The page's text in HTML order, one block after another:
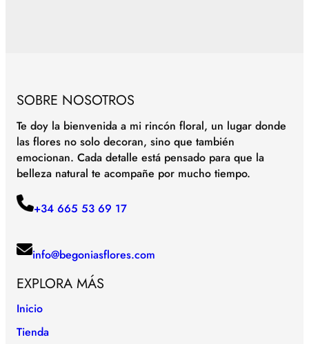
SOBRE NOSOTROS
Te doy la bienvenida a mi rincón floral, un lugar donde
las flores no solo decoran, sino que también
emocionan. Cada detalle está pensado para que la
belleza natural te acompañe por mucho tiempo.
+34 665 53 69 17
info@begoniasflores.com
EXPLORA MÁS
Inicio
Tienda